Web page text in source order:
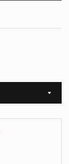
Sort